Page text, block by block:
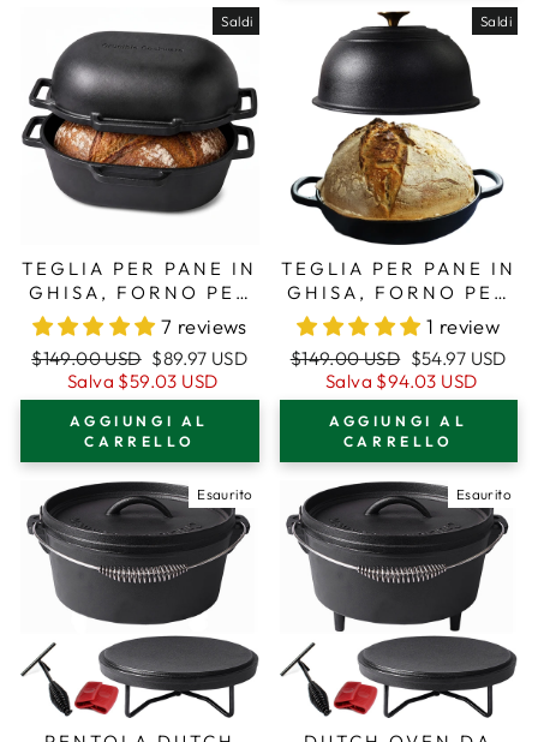
Saldi
TEGLIA PER PANE IN
GHISA, FORNO PER
PANE ARTIGIANALE
A LIEVITO ACIDO –
EXTRA GRANDE – 6
MANIGLIE AD
ANELLO –
COPERCHIO
PROFONDO PER
COTTURA A VAPORE
7 reviews
Prezzo
regolare
$149.00 USD Prezzo
di
vendita
$89.97 USD
Salva $59.03 USD
AGGIUNGI AL
CARRELLO
Saldi
TEGLIA PER PANE IN
GHISA, FORNO PER
PANE ARTIGIANALE
A LIEVITO ACIDO –
ROTONDO 26 CM,
6,25 L (6,6 QT) –
COPERCHIO
PROFONDO PER
COTTURA A VAPORE
1 review
Prezzo
regolare
$149.00 USD Prezzo
di
vendita
$54.97 USD
Salva $94.03 USD
AGGIUNGI AL
CARRELLO
Esaurito Esaurito